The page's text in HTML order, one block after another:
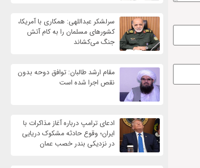
سرلشکر عبداللهی: همکاری با آمریکا،
کشورهای مسلمان را به کام آتش
جنگ می‌کشاند
مقام ارشد طالبان: توافق دوحه بدون
نقص اجرا شده است
ادعای ترامپ درباره آغاز مذاکرات با
ایران؛ وقوع حادثه مشکوک دریایی
در نزدیکی بندر خصب عمان